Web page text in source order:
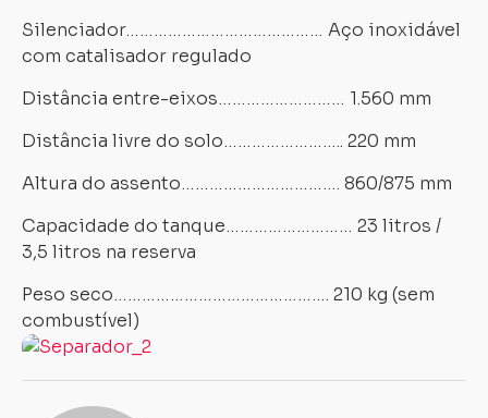
Silenciador…………………………………… Aço inoxidável
com catalisador regulado
Distância entre-eixos……………………… 1.560 mm
Distância livre do solo…………………….. 220 mm
Altura do assento……………………………. 860/875 mm
Capacidade do tanque……………………… 23 litros /
3,5 litros na reserva
Peso seco………………………………………. 210 kg (sem
combustível)